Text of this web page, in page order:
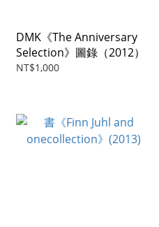
DMK《The Anniversary
Selection》圖錄（2012）
NT$1,000